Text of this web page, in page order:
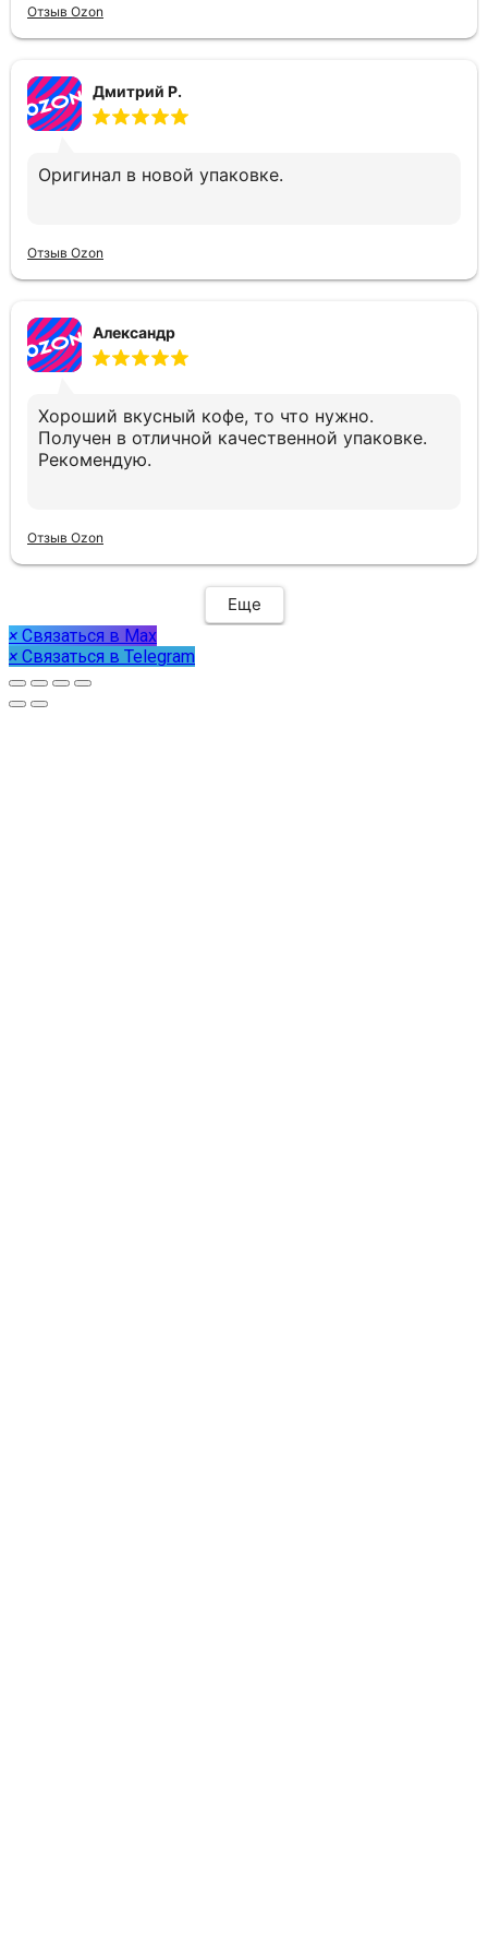
Отзыв Ozon
Дмитрий Р.
Оригинал в новой упаковке.
Отзыв Ozon
Александр
Хороший вкусный кофе, то что нужно.
Получен в отличной качественной упаковке.
Рекомендую.
Отзыв Ozon
Еще
× Связаться в Max
× Связаться в Telegram